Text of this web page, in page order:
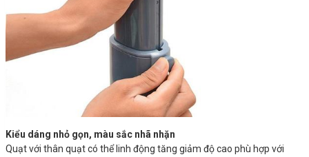
Kiểu dáng nhỏ gọn, màu sắc nhã nhặn
Quạt với thân quạt có thể linh động tăng giảm độ cao phù hợp với